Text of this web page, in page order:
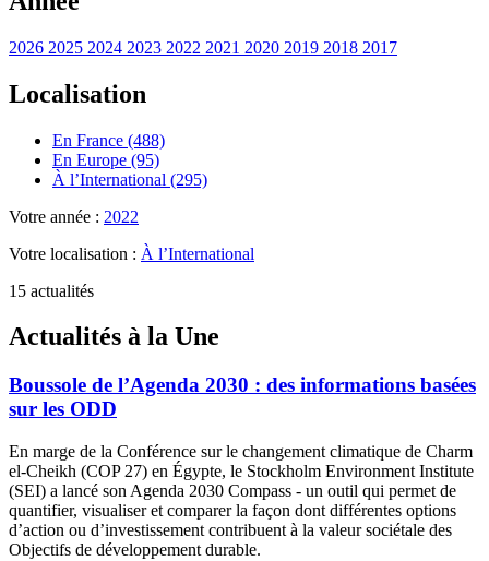
2026 2025 2024 2023 2022 2021 2020 2019 2018 2017
Localisation
En France (488)
En Europe (95)
À l’International (295)
Votre année : 2022
Votre localisation : À l’International
15 actualités
Actualités à la Une
Boussole de l’Agenda 2030 : des informations basées
sur les ODD
En marge de la Conférence sur le changement climatique de Charm
el-Cheikh (COP 27) en Égypte, le Stockholm Environment Institute
(SEI) a lancé son Agenda 2030 Compass - un outil qui permet de
quantifier, visualiser et comparer la façon dont différentes options
d’action ou d’investissement contribuent à la valeur sociétale des
Objectifs de développement durable.